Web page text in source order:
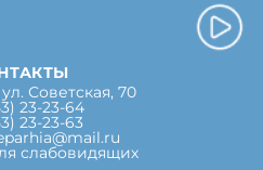
Советская, 70
23-23-64
23-23-63
слабовидящих